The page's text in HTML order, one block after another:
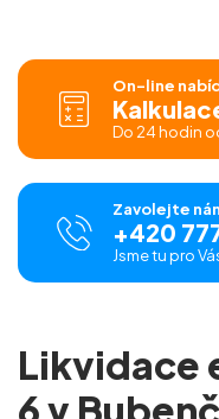
On-line
Do 24 hodin
Zavolejte
+420
Jsme tu pro
Likvidace
6 v